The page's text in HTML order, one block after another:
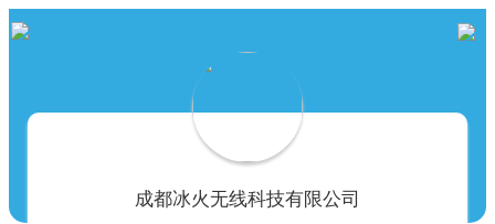
成都冰火无线科技有限公司